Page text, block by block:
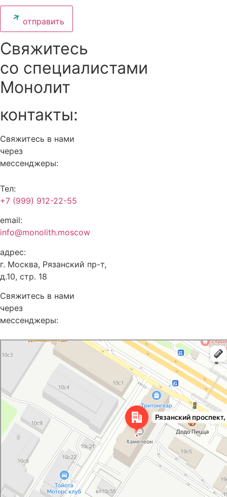
отправить
Свяжитесь
со специалистами
Монолит
контакты:
Свяжитесь в нами
через
мессенджеры:
Тел:
+7 (999) 912-22-55
email:
info@monolith.moscow
адрес:
г. Москва, Рязанский пр-т,
д.10, стр. 18
Свяжитесь в нами
через
мессенджеры:
Рязанский проспект, 10с18 на карте Москвы, ближайшее метро
Стахановская — Яндекс Карты